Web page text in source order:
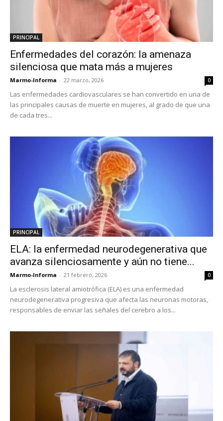
PRINCIPAL
Enfermedades del corazón: la amenaza
silenciosa que mata más a mujeres
Marmo-Informa - 22 marzo, 2026 0
Las enfermedades cardiovasculares se han convertido en una de
las principales causas de muerte en mujeres, al grado de que una
de cada tres...
PRINCIPAL
ELA: la enfermedad neurodegenerativa que
avanza silenciosamente y aún no tiene...
Marmo-Informa - 21 febrero, 2026 0
La esclerosis lateral amiotrófica (ELA) es una enfermedad
neurodegenerativa progresiva que afecta las neuronas motoras,
responsables de enviar las señales del cerebro a los...